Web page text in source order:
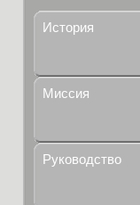
История
Миссия
Руководство